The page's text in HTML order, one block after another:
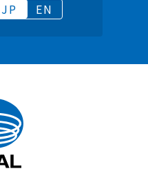
JP EN